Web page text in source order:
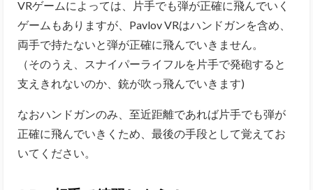
VRゲームによっては、片手でも弾が正確に飛んでいく
ゲームもありますが、Pavlov VRはハンドガンを含め、
両手で持たないと弾が正確に飛んでいきません。
（そのうえ、スナイパーライフルを片手で発砲すると
支えきれないのか、銃が吹っ飛んでいきます)
なおハンドガンのみ、至近距離であれば片手でも弾が
正確に飛んでいきくため、最後の手段として覚えてお
いてください。